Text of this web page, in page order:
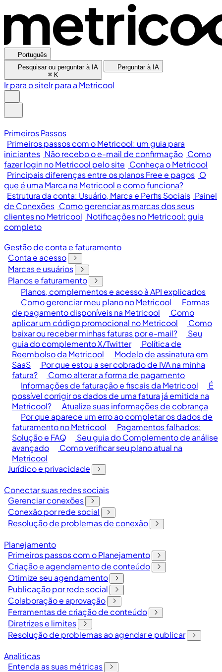
Português
Pesquisar ou perguntar à IA
⌘ K
Perguntar à IA
Ir para o siteIr para a Metricool
Primeiros Passos
Primeiros passos com o Metricool: um guia para
iniciantes Não recebo o e-mail de confirmação Como
fazer login no Metricool pelo site Conheça o Metricool
Principais diferenças entre os planos Free e pagos O
que é uma Marca na Metricool e como funciona?
Estrutura da conta: Usuário, Marca e Perfis Sociais Painel
de Conexões Como gerenciar as marcas dos seus
clientes no Metricool Notificações no Metricool: guia
completo
Gestão de conta e faturamento
Conta e acesso
Marcas e usuários
Planos e faturamento
Planos, complementos e acesso à API explicados
Como gerenciar meu plano no Metricool
Formas
de pagamento disponíveis na Metricool
Como
aplicar um código promocional no Metricool
Como
baixar ou receber minhas faturas por e-mail?
Seu
guia do complemento X/Twitter
Política de
Reembolso da Metricool
Modelo de assinatura em
SaaS
Por que estou a ser cobrado de IVA na minha
fatura?
Como alterar a forma de pagamento
Informações de faturação e fiscais da Metricool
É
possível corrigir os dados de uma fatura já emitida na
Metricool?
Atualize suas informações de cobrança
Por que aparece um erro ao completar os dados de
faturamento no Metricool
Pagamentos falhados:
Solução e FAQ
Seu guia do Complemento de análise
avançado
Como verificar seu plano atual na
Metricool
Jurídico e privacidade
Conectar suas redes sociais
Gerenciar conexões
Conexão por rede social
Resolução de problemas de conexão
Planejamento
Primeiros passos com o Planejamento
Criação e agendamento de conteúdo
Otimize seu agendamento
Publicação por rede social
Colaboração e aprovação
Ferramentas de criação de conteúdo
Diretrizes e limites
Resolução de problemas ao agendar e publicar
Analiticas
Entenda as suas métricas